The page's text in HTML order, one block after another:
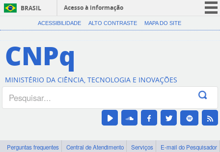
BRASIL
Acesso à informação
CORONAVÍRUS (COVID-19)
Canais
ACESSIBILIDADE ALTO CONTRASTE MAPA DO SITE
CNPq
MINISTÉRIO DA CIÊNCIA, TECNOLOGIA E INOVAÇÕES
Perguntas frequentes Central de Atendimento Serviços
E-mail do Pesquisador